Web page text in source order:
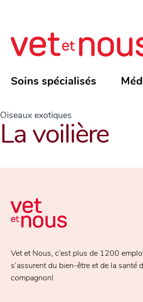
Soins spécialisés
Oiseaux exotiques
La voilière
Vet et Nous, c’est plus de 1200
s’assurent du bien-être et de la santé
compagnon!